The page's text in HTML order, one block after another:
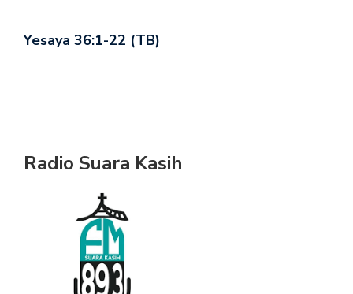
Yesaya 36:1-22 (TB)
Radio Suara Kasih